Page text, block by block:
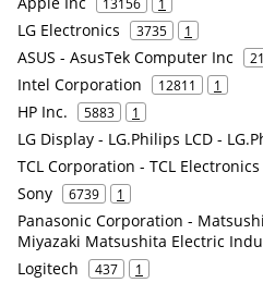
LG Electronics 3735 1
ASUS - AsusTek Computer Inc
Intel Corporation 12811 1
HP Inc. 5883 1
LG Display - LG.Philips LCD -
TCL Corporation - TCL Electronics
Sony 6739 1
Panasonic Corporation -
Miyazaki Matsushita Electric
Logitech 437 1